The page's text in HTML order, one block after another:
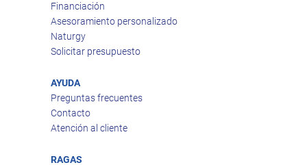
Financiación
Asesoramiento personalizado
Naturgy
Solicitar presupuesto
AYUDA
Preguntas frecuentes
Contacto
Atención al cliente
RAGAS